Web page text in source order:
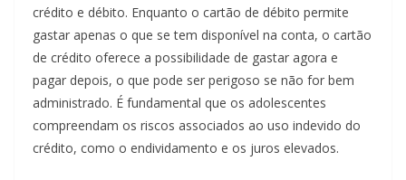
crédito e débito. Enquanto o cartão de débito permite
gastar apenas o que se tem disponível na conta, o cartão
de crédito oferece a possibilidade de gastar agora e
pagar depois, o que pode ser perigoso se não for bem
administrado. É fundamental que os adolescentes
compreendam os riscos associados ao uso indevido do
crédito, como o endividamento e os juros elevados.